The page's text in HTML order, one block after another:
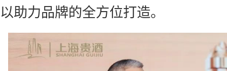
以助力品牌的全方位打造。